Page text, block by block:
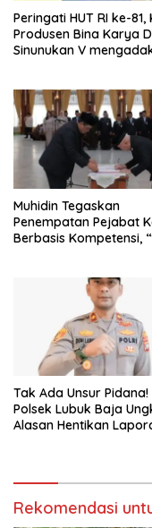
Peringati HUT RI ke-81,
Produsen Bina Karya
Sinunukan V
Muhidin Tegaskan
Penempatan Pejabat
Berbasis Kompetensi,
Tak Ada Unsur Pidana!
Polsek Lubuk Baja
Alasan Hentikan
Rekomendasi